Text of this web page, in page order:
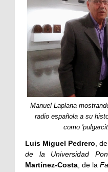
Manuel Laplana
radio española a su
como
Luis Miguel Pedrero,
de la Universidad
Martínez-Costa, de la